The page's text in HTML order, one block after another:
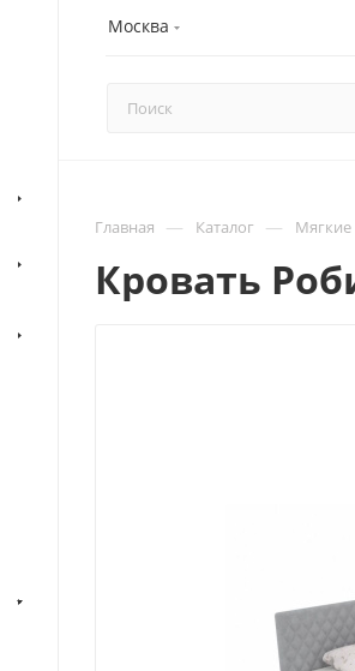
Москва
Главная — Каталог — Мягкие
Кровать